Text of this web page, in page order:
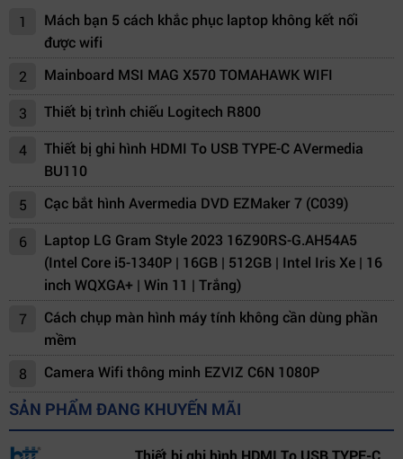
1
Mách bạn 5 cách khắc phục laptop không kết nối
được wifi
2
Mainboard MSI MAG X570 TOMAHAWK WIFI
3 Thiết bị trình chiếu Logitech R800
4
Thiết bị ghi hình HDMI To USB TYPE-C AVermedia
BU110
5
Cạc bắt hình Avermedia DVD EZMaker 7 (C039)
6
Laptop LG Gram Style 2023 16Z90RS-G.AH54A5
(Intel Core i5-1340P | 16GB | 512GB | Intel Iris Xe | 16
inch WQXGA+ | Win 11 | Trắng)
7
Cách chụp màn hình máy tính không cần dùng phần
mềm
8
Camera Wifi thông minh EZVIZ C6N 1080P
SẢN PHẨM ĐANG KHUYẾN MÃI
Thiết bị ghi hình HDMI To USB TYPE-C